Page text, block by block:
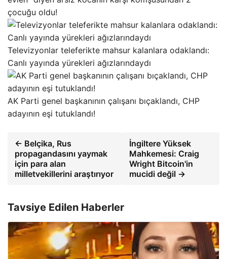
çocuğu oldu!
Televizyonlar teleferikte mahsur kalanlara odaklandı:
Canlı yayında yürekleri ağızlarındaydı
AK Parti genel başkanının çalışanı bıçaklandı, CHP
adayının eşi tutuklandı!
← Belçika, Rus
propagandasını yaymak
için para alan
milletvekillerini araştırıyor
İngiltere Yüksek
Mahkemesi: Craig
Wright Bitcoin'in
mucidi değil →
Tavsiye Edilen Haberler